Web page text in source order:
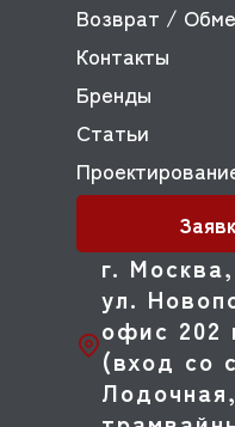
г. Москва,
ул.
офис 202
(вход со
Возврат /
Контакты
Бренды
Статьи